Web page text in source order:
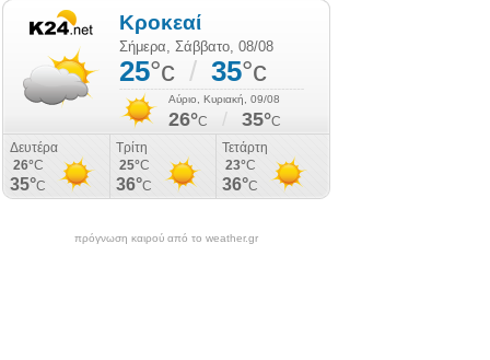
πρόγνωση καιρού από το weather.gr